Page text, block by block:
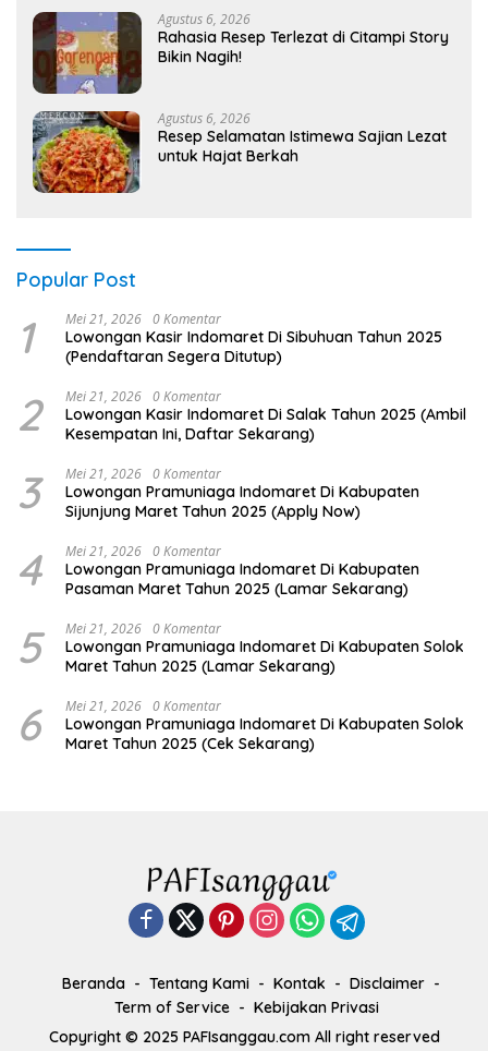
Agustus 6, 2026
Rahasia Resep Terlezat di Citampi Story
Bikin Nagih!
Agustus 6, 2026
Resep Selamatan Istimewa Sajian Lezat
untuk Hajat Berkah
Popular Post
1 Mei 21, 2026 0 Komentar
Lowongan Kasir Indomaret Di Sibuhuan Tahun 2025
(Pendaftaran Segera Ditutup)
2 Mei 21, 2026 0 Komentar
Lowongan Kasir Indomaret Di Salak Tahun 2025 (Ambil
Kesempatan Ini, Daftar Sekarang)
3 Mei 21, 2026 0 Komentar
Lowongan Pramuniaga Indomaret Di Kabupaten
Sijunjung Maret Tahun 2025 (Apply Now)
4 Mei 21, 2026 0 Komentar
Lowongan Pramuniaga Indomaret Di Kabupaten
Pasaman Maret Tahun 2025 (Lamar Sekarang)
5 Mei 21, 2026 0 Komentar
Lowongan Pramuniaga Indomaret Di Kabupaten Solok
Maret Tahun 2025 (Lamar Sekarang)
6 Mei 21, 2026 0 Komentar
Lowongan Pramuniaga Indomaret Di Kabupaten Solok
Maret Tahun 2025 (Cek Sekarang)
Beranda Tentang Kami Kontak
Disclaimer
Term of Service
Kebijakan Privasi
Copyright © 2025 PAFIsanggau.com All right reserved